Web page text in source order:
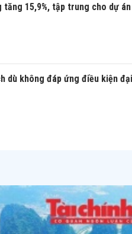
tăng 15,9%, tập trung cho dự
dù không đáp ứng điều kiện